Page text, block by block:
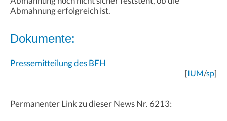
Abmahnung erfolgreich ist.
Dokumente:
Pressemitteilung des BFH
[IUM/sp]
Permanenter Link zu dieser News Nr. 6213: